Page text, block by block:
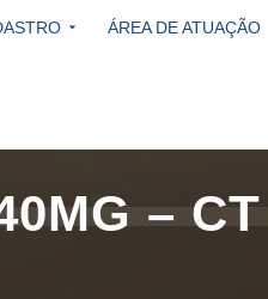
ÁREA DE ATUAÇÃO
–